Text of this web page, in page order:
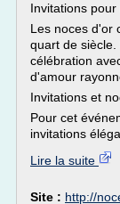
Invitations
Les noces d'or
quart de
célébration
d'amour
Invitations et
Pour cet
invitations
Lire la suite
Site : http://